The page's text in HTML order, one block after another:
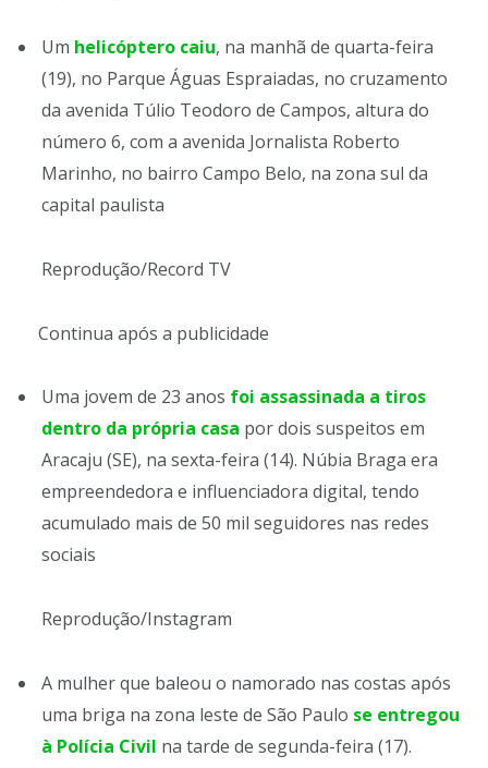
Um helicóptero caiu, na manhã de quarta-feira
(19), no Parque Águas Espraiadas, no cruzamento
da avenida Túlio Teodoro de Campos, altura do
número 6, com a avenida Jornalista Roberto
Marinho, no bairro Campo Belo, na zona sul da
capital paulista
Reprodução/Record TV
Continua após a publicidade
Uma jovem de 23 anos foi assassinada a tiros
dentro da própria casa por dois suspeitos em
Aracaju (SE), na sexta-feira (14). Núbia Braga era
empreendedora e influenciadora digital, tendo
acumulado mais de 50 mil seguidores nas redes
sociais
Reprodução/Instagram
A mulher que baleou o namorado nas costas após
uma briga na zona leste de São Paulo se entregou
à Polícia Civil na tarde de segunda-feira (17).